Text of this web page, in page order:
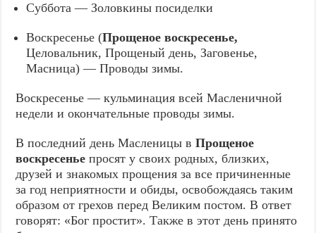
Суббота — Золовкины посиделки
Воскресенье (Прощеное воскресенье,
Целовальник, Прощеный день, Заговенье,
Масница) — Проводы зимы.
Воскресенье — кульминация всей Масленичной
недели и окончательные проводы зимы.
В последний день Масленицы вПрощеное
воскресенье просят у своих родных, близких,
друзей и знакомых прощения за все причиненные
за год неприятности и обиды, освобождаясь таким
образом от грехов перед Великим постом. В ответ
говорят: «Бог простит». Также в этот день принято